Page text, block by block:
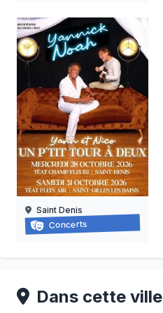
Yannick noah
28/10/2026 au
Saint Denis
Concerts
Dans cette ville